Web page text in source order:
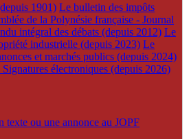
1901) Le bulletin des impôts
de la Polynésie française - Journal
intégral des débats (depuis 2012) Le
industrielle (depuis 2023) Le
et marchés publics (depuis 2024)
électroniques (depuis 2026)
texte ou une annonce au JOPF